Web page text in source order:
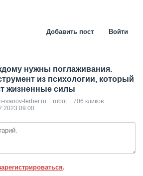
Добавить пост Войти
нужны поглаживания.
из психологии, который
жизненные силы
ivanov-ferber.ru robot
706 кликов
09:00
.